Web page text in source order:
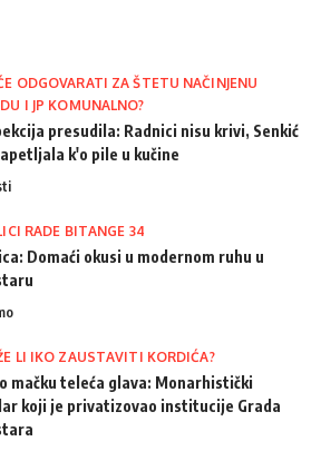
ODGOVARATI ZA ŠTETU NAČINJENU
I JP KOMUNALNO?
presudila: Radnici nisu krivi, Senkić
k'o pile u kučine
RADE BITANGE 34
Domaći okusi u modernom ruhu u
LI IKO ZAUSTAVITI KORDIĆA?
mačku teleća glava: Monarhistički
koji je privatizovao institucije Grada